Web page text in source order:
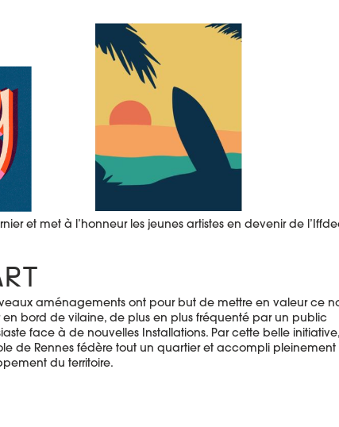
et met à l’honneur les jeunes artistes en devenir de
aménagements ont pour but de mettre en valeur ce
en bord de vilaine, de plus en plus fréquenté par un public
face à de nouvelles Installations. Par cette belle
de Rennes fédère tout un quartier et accompli pleinement
du territoire.